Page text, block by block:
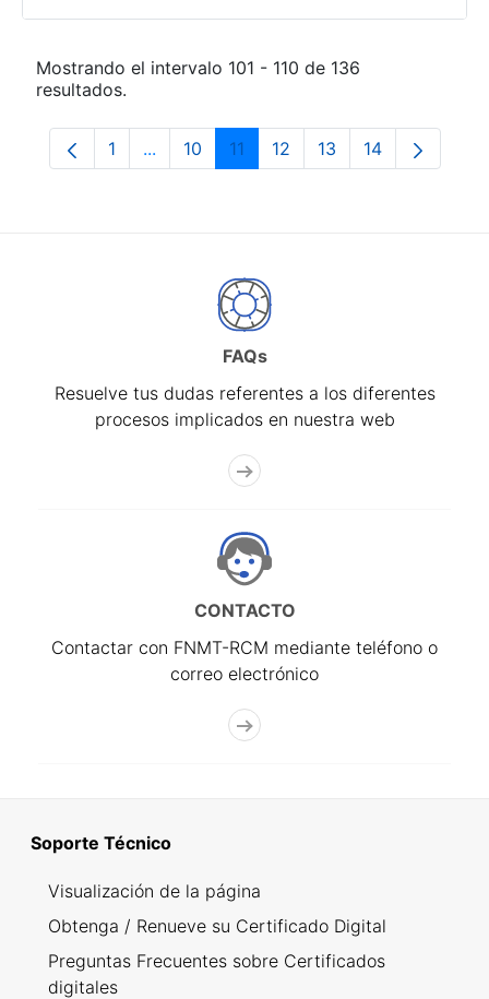
Mostrando el intervalo 101 - 110 de 136
resultados.
Página
1 ...Páginas intermedias Use TAB para
Página
10 Página
11 Página
12 Página
13 Página
14
FAQs
Resuelve tus dudas referentes a los diferentes
procesos implicados en nuestra web
CONTACTO
Contactar con FNMT-RCM mediante teléfono o
correo electrónico
Soporte Técnico
Visualización de la página
Obtenga / Renueve su Certificado Digital
Preguntas Frecuentes sobre Certificados
digitales